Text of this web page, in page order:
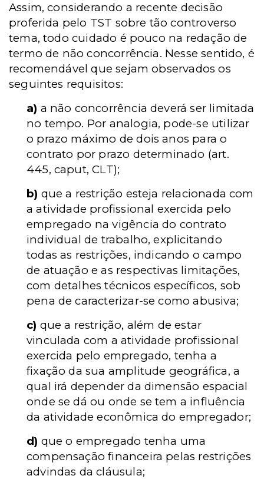
Assim, considerando a recente decisão
proferida pelo TST sobre tão controverso
tema, todo cuidado é pouco na redação de
termo de não concorrência. Nesse sentido, é
recomendável que sejam observados os
seguintes requisitos:
a) a não concorrência deverá ser limitada
no tempo. Por analogia, pode-se utilizar
o prazo máximo de dois anos para o
contrato por prazo determinado (art.
445, caput, CLT);
b) que a restrição esteja relacionada com
a atividade profissional exercida pelo
empregado na vigência do contrato
individual de trabalho, explicitando
todas as restrições, indicando o campo
de atuação e as respectivas limitações,
com detalhes técnicos específicos, sob
pena de caracterizar-se como abusiva;
c) que a restrição, além de estar
vinculada com a atividade profissional
exercida pelo empregado, tenha a
fixação da sua amplitude geográfica, a
qual irá depender da dimensão espacial
onde se dá ou onde se tem a influência
da atividade econômica do empregador;
d) que o empregado tenha uma
compensação financeira pelas restrições
advindas da cláusula;